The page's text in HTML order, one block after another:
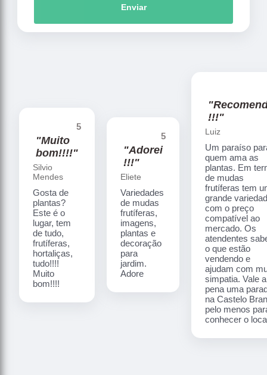
Enviar
5
"Muito
bom!!!!"
Silvio
Mendes
Gosta de
plantas?
Este é o
lugar, tem
de tudo,
frutíferas,
hortaliças,
tudo!!!!
Muito
bom!!!!
5
"Adorei
!!!"
Eliete
Variedades
de mudas
frutíferas,
imagens,
plantas e
decoração
para
jardim.
Adore
!!!"
Luiz
Um paraíso
quem ama as
plantas. Em
de mudas
frutíferas tem
grande
com o preço
compatível ao
mercado. Os
atendentes
o que estão
vendendo e
ajudam com
simpatia. Vale a
pena uma
na Castelo
pelo menos
conhecer o